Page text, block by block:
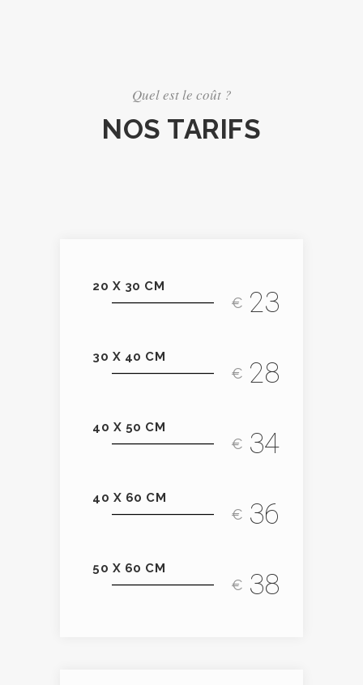
Quel est le coût ?
NOS TARIFS
20 X 30 CM
€ 23
30 X 40 CM
€ 28
40 X 50 CM
€ 34
40 X 60 CM
€ 36
50 X 60 CM
€ 38